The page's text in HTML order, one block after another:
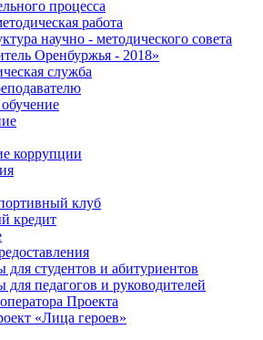
процесса
работа
научно - методического совета
Оренбуржья - 2018»
служба
коррупции
клуб
кредит
для студентов и абитуриентов
для педагогов и руководителей
Проекта
«Лица героев»